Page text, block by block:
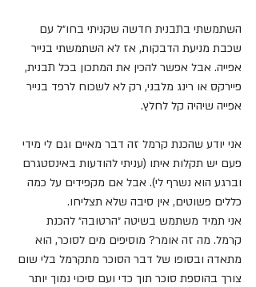
השתמשתי בתבנית חדשה שקניתי בחו״ל עם
שכבת מניעת הדבקות, אז לא השתמשתי בנייר
אפייה. אבל אפשר להכין את המתכון בכל תבנית,
פיירקס או רינג מלבני, רק לא לשכוח לרפד בנייר
אפייה שיהיה קל לחלץ.
אני יודע שהכנת קרמל זה דבר מאיים וגם לי מידי
פעם יש תקלות איתו (עניתי להודעות באינסטגרם
וברגע הוא נשרף לי). אבל אם מקפידים על כמה
כללים פשוטים, אין סיבה שלא תצליחו.
אני תמיד משתמש בשיטה ״הרטובה״ להכנת
קרמל. מה זה אומר? מוסיפים מים לסוכר, הוא
מתאדה ובסופו של דבר הסוכר מתקרמל בלי שום
צורך בהוספת סוכר תוך כדי ועם סיכוי נמוך יותר